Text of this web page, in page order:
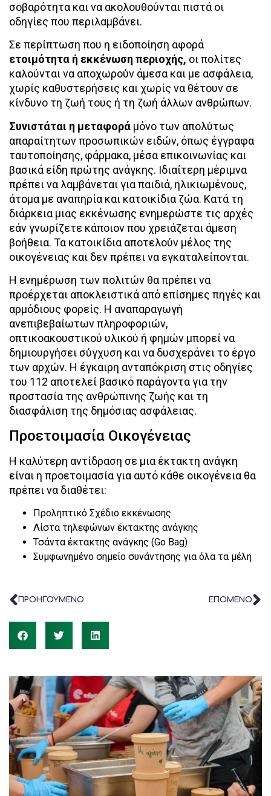
σοβαρότητα και να ακολουθούνται πιστά οι
οδηγίες που περιλαμβάνει.
Σε περίπτωση που η ειδοποίηση αφορά
ετοιμότητα ή εκκένωση περιοχής, οι πολίτες
καλούνται να αποχωρούν άμεσα και με ασφάλεια,
χωρίς καθυστερήσεις και χωρίς να θέτουν σε
κίνδυνο τη ζωή τους ή τη ζωή άλλων ανθρώπων.
Συνιστάται η μεταφορά μόνο των απολύτως
απαραίτητων προσωπικών ειδών, όπως έγγραφα
ταυτοποίησης, φάρμακα, μέσα επικοινωνίας και
βασικά είδη πρώτης ανάγκης. Ιδιαίτερη μέριμνα
πρέπει να λαμβάνεται για παιδιά, ηλικιωμένους,
άτομα με αναπηρία και κατοικίδια ζώα. Κατά τη
διάρκεια μιας εκκένωσης ενημερώστε τις αρχές
εάν γνωρίζετε κάποιον που χρειάζεται άμεση
βοήθεια. Τα κατοικίδια αποτελούν μέλος της
οικογένειας και δεν πρέπει να εγκαταλείπονται.
Η ενημέρωση των πολιτών θα πρέπει να
προέρχεται αποκλειστικά από επίσημες πηγές και
αρμόδιους φορείς. Η αναπαραγωγή
ανεπιβεβαίωτων πληροφοριών,
οπτικοακουστικού υλικού ή φημών μπορεί να
δημιουργήσει σύγχυση και να δυσχεράνει το έργο
των αρχών. Η έγκαιρη ανταπόκριση στις οδηγίες
του 112 αποτελεί βασικό παράγοντα για την
προστασία της ανθρώπινης ζωής και τη
διασφάλιση της δημόσιας ασφάλειας.
Προετοιμασία Οικογένειας
Η καλύτερη αντίδραση σε μια έκτακτη ανάγκη
είναι η προετοιμασία για αυτό κάθε οικογένεια θα
πρέπει να διαθέτει:
Προληπτικό Σχέδιο εκκένωσης
Λίστα τηλεφώνων έκτακτης ανάγκης
Τσάντα έκτακτης ανάγκης (Go Bag)
Συμφωνημένο σημείο συνάντησης για όλα τα μέλη
ΠΡΟΗΓΟΥΜΕΝΟ ΕΠΟΜΕΝΟ